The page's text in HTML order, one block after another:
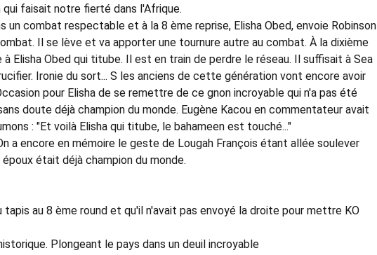
faisait notre fierté dans l'Afrique.
un combat respectable et à la 8 ème reprise, Elisha Obed, envoie Robinson
Il se lève et va apporter une tournure autre au combat. À la dixième
Elisha Obed qui titube. Il est en train de perdre le réseau. Il suffisait à Sea
Ironie du sort... S les anciens de cette génération vont encore avoir
pour Elisha de se remettre de ce gnon incroyable qui n'a pas été
doute déjà champion du monde. Eugène Kacou en commentateur avait
: "Et voilà Elisha qui titube, le bahameen est touché..."
a encore en mémoire le geste de Lougah François étant allée soulever
était déjà champion du monde.
tapis au 8 ème round et qu'il n'avait pas envoyé la droite pour mettre KO
Plongeant le pays dans un deuil incroyable